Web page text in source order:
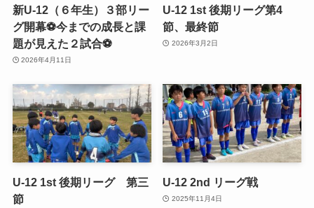
新U-12（６年生）３部リー
グ開幕⚽️今までの成長と課
題が見えた２試合⚽️
2026年4月11日
U-12 1st 後期リーグ第4
節、最終節
2026年3月2日
U-12 1st 後期リーグ 第三
節
U-12 2nd リーグ戦
2025年11月4日